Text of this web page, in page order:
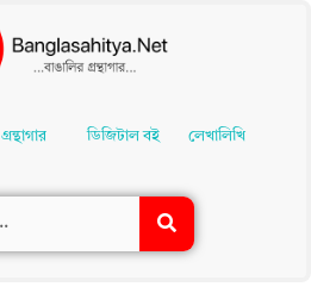
ডিজিটাল বই লেখালিখি